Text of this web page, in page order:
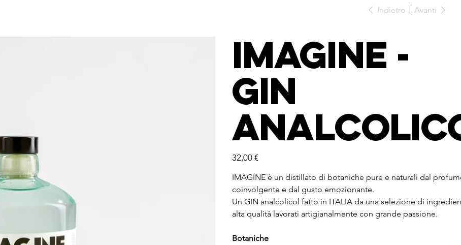
Indietro Avanti
IMAGINE -
Gin
32,00 €
IMAGINE è un distillato di botaniche pure e naturali dal
coinvolgente e dal gusto emozionante.
Un GIN analcolicol fatto in ITALIA da una selezione di
alta qualità lavorati artigianalmente con grande passione.
Botaniche